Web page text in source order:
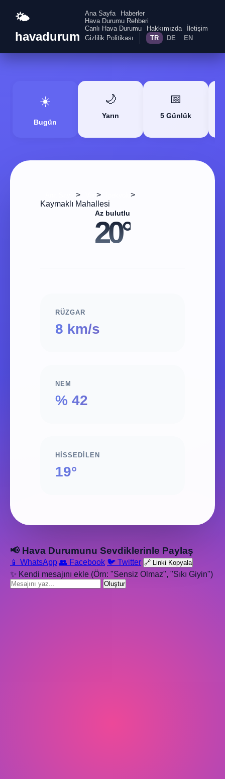
🌤️
havadurum
Ana Sayfa
Haberler
Hava Durumu Rehberi
Canlı Hava Durumu
Hakkımızda
İletişim
Gizlilik Politikası
TR DE EN
☀️
Bugün
🌙
Yarın
📅
5 Günlük
> >
>
Kaymaklı Mahallesi
Az bulutlu
20°
RÜZGAR
8 km/s
NEM
% 42
HISSEDILEN
19°
📢 Hava Durumunu Sevdiklerinle Paylaş
📱 WhatsApp 👥 Facebook 🐦 Twitter 🔗 Linki Kopyala
✨ Kendi mesajını ekle (Örn: "Sensiz Olmaz", "Sıkı Giyin")
Oluştur